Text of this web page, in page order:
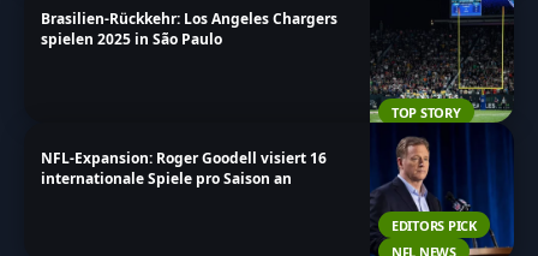
TOP STORY
Brasilien-Rückkehr: Los Angeles Chargers
spielen 2025 in São Paulo
EDITORS PICK
NFL NEWS
NFL-Expansion: Roger Goodell visiert 16
internationale Spiele pro Saison an